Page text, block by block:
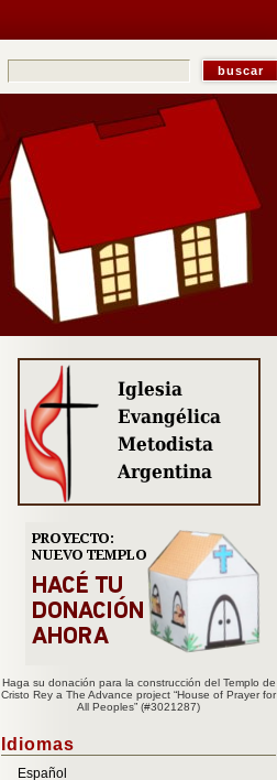
Haga su donación para la construcción del Templo de
Cristo Rey a The Advance project “House of Prayer for
All Peoples” (#3021287)
Idiomas
Español